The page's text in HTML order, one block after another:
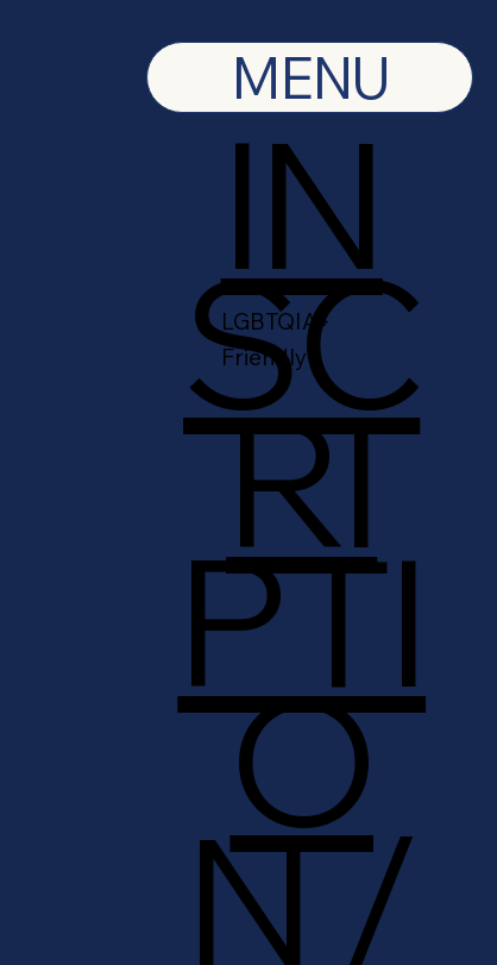
MENU
IN
SC
RI
PTI
O
N/
LGBTQIA+
Friendly